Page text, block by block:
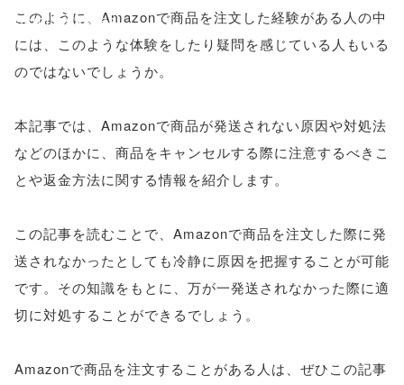
scrollbars=yes'
); return
このように、Amazonで商品を注文した経験がある人の中
には、このような体験をしたり疑問を感じている人もいる
のではないでしょうか。
本記事では、Amazonで商品が発送されない原因や対処法
などのほかに、商品をキャンセルする際に注意するべきこ
とや返金方法に関する情報を紹介します。
この記事を読むことで、Amazonで商品を注文した際に発
送されなかったとしても冷静に原因を把握することが可能
です。その知識をもとに、万が一発送されなかった際に適
切に対処することができるでしょう。
Amazonで商品を注文することがある人は、ぜひこの記事